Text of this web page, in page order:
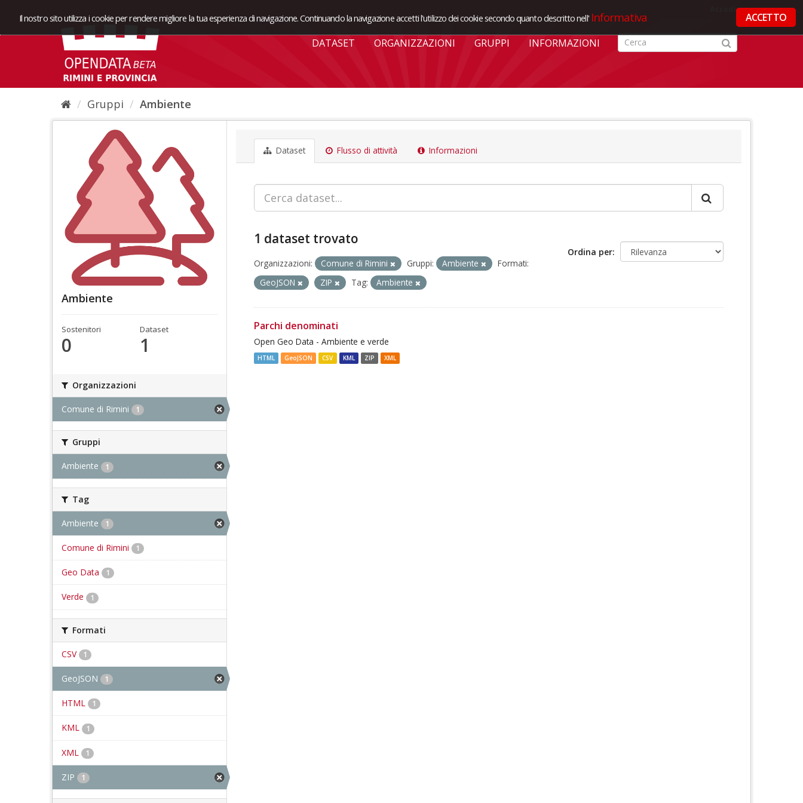
Il nostro sito utilizza i cookie per rendere migliore la tua esperienza di navigazione. Continuando la navigazione accetti l'utilizzo dei cookie secondo quanto descritto nell' Informativa ACCETTO
DATASET ORGANIZZAZIONI GRUPPI INFORMAZIONI
Gruppi Ambiente
Ambiente
Sostenitori
0
Dataset
1
Organizzazioni
Comune di Rimini 1
Gruppi
Ambiente 1
Tag
Ambiente 1
Comune di Rimini 1
Geo Data 1
Verde 1
Formati
CSV 1
GeoJSON 1
HTML 1
KML 1
XML 1
ZIP 1
Dataset Flusso di attività Informazioni
Ordina per
1 dataset trovato
Organizzazioni: Comune di Rimini Gruppi: Ambiente
Formati:
GeoJSON
ZIP Tag: Ambiente
Parchi denominati
Open Geo Data - Ambiente e verde
HTML GeoJSON CSV KML ZIP XML